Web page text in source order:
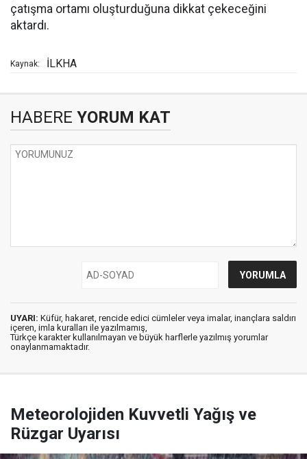
çatışma ortamı oluşturduğuna dikkat çekeceğini
aktardı.
Kaynak: İLKHA
HABERE YORUM KAT
UYARI: Küfür, hakaret, rencide edici cümleler veya imalar, inançlara saldırı
içeren, imla kuralları ile yazılmamış,
Türkçe karakter kullanılmayan ve büyük harflerle yazılmış yorumlar
onaylanmamaktadır.
Meteorolojiden Kuvvetli Yağış ve
Rüzgar Uyarısı